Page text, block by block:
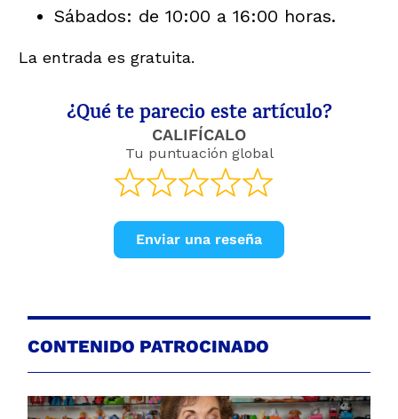
Sábados: de 10:00 a 16:00 horas.
La entrada es gratuita.
¿Qué te parecio este artículo?
CALIFÍCALO
Tu puntuación global
Enviar una reseña
CONTENIDO PATROCINADO